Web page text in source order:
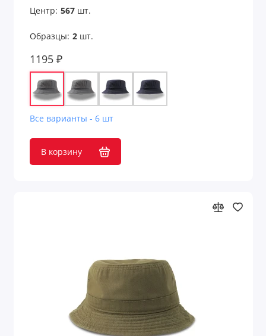
Центр: 567шт.
Образцы: 2шт.
1195 ₽
Все варианты - 6 шт
В корзину